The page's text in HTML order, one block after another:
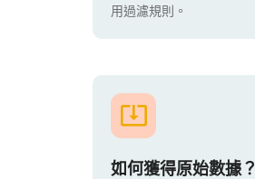
用過濾規則。
如何獲得原始數據？